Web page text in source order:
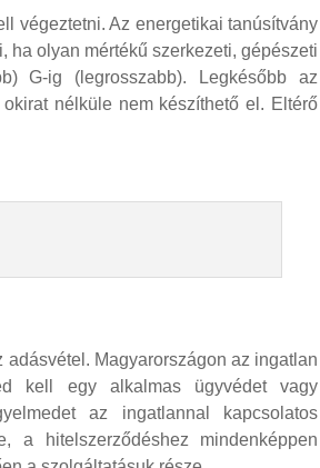
végeztetni. Az energetikai tanúsítvány
ha olyan mértékű szerkezeti, gépészeti
G-ig (legrosszabb). Legkésőbb az
nélküle nem készíthető el. Eltérő
Magyarországon az ingatlan
kell egy alkalmas ügyvédet vagy
az ingatlannal kapcsolatos
a hitelszerződéshez mindenképpen